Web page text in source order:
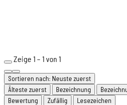
Zeige 1 – 1 von 1
Sortieren nach: Neuste zuerst
Älteste zuerst
Bezeichnung
Bewertung
Zufällig Lesezeichen